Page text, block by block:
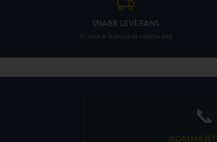
SNABB LEVERANS
Vi skickar lagervaror samma dag
📞